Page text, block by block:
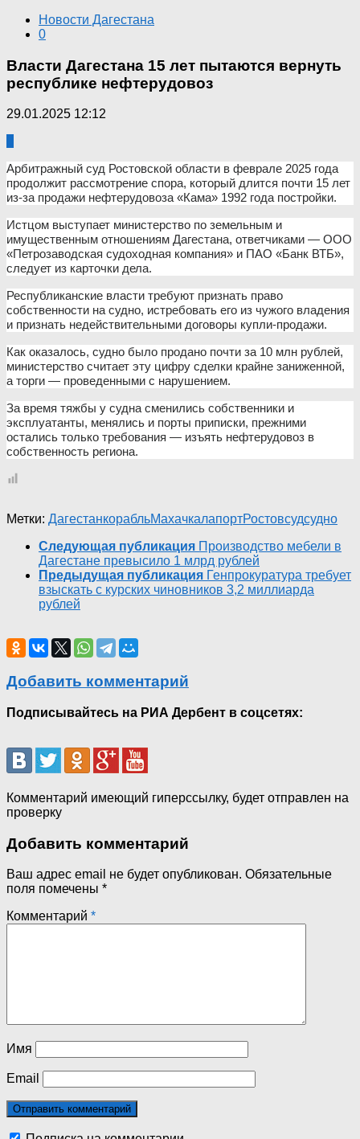
Новости Дагестана
0
Власти Дагестана 15 лет пытаются вернуть
республике нефтерудовоз
29.01.2025 12:12
Арбитражный суд Ростовской области в феврале 2025 года
продолжит рассмотрение спора, который длится почти 15 лет
из-за продажи нефтерудовоза «Кама» 1992 года постройки.
Истцом выступает министерство по земельным и
имущественным отношениям Дагестана, ответчиками — ООО
«Петрозаводская судоходная компания» и ПАО «Банк ВТБ»,
следует из карточки дела.
Республиканские власти требуют признать право
собственности на судно, истребовать его из чужого владения
и признать недействительными договоры купли-продажи.
Как оказалось, судно было продано почти за 10 млн рублей,
министерство считает эту цифру сделки крайне заниженной,
а торги — проведенными с нарушением.
За время тяжбы у судна сменились собственники и
эксплуатанты, менялись и порты приписки, прежними
остались только требования — изъять нефтерудовоз в
собственность региона.
Метки: ДагестанкорабльМахачкалапортРостовсудсудно
Следующая публикация Производство мебели в
Дагестане превысило 1 млрд рублей
Предыдущая публикация Генпрокуратура требует
взыскать с курских чиновников 3,2 миллиарда
рублей
Добавить комментарий
Подписывайтесь на РИА Дербент в соцсетях:
Комментарий имеющий гиперссылку, будет отправлен на
проверку
Добавить комментарий
Ваш адрес email не будет опубликован. Обязательные
поля помечены *
Комментарий *
Имя
Email